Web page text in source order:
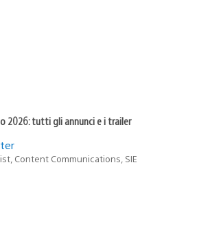
2026: tutti gli annunci e i trailer
Content Communications, SIE